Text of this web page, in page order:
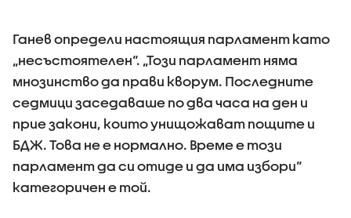
Ганев определи настоящия парламент като
„несъстоятелен“. „Този парламент няма
мнозинство да прави кворум. Последните
седмици заседаваше по два часа на ден и
прие закони, които унищожават пощите и
БДЖ. Това не е нормално. Време е този
парламент да си отиде и да има избори“
категоричен е той.